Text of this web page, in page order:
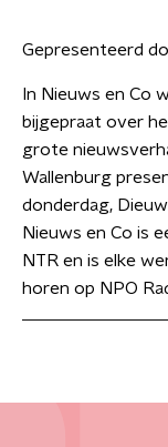
Gepresenteerd
In Nieuws en Co
bijgepraat over
grote
Wallenburg
donderdag,
Nieuws en Co is
NTR en is elke
horen op NPO